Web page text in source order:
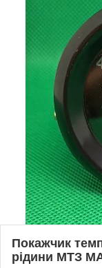
Покажчик
рідини МТЗ